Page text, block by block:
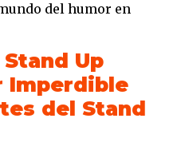
del humor en
Up
Imperdible
del Stand